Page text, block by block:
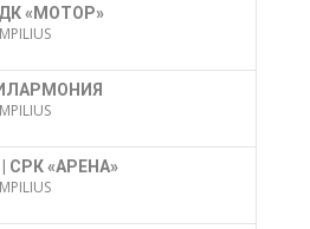
«МОТОР»
СРК «АРЕНА»